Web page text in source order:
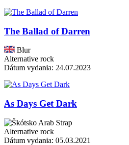
The Ballad of Darren
Blur
Alternative rock
Dátum vydania: 24.07.2023
As Days Get Dark
Arab Strap
Alternative rock
Dátum vydania: 05.03.2021